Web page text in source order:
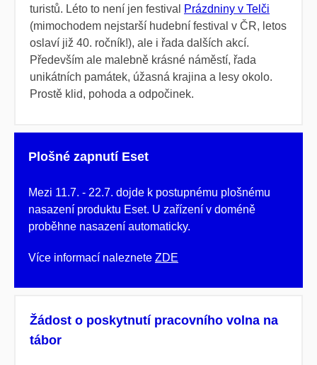
turistů. Léto to není jen festival
Prázdniny v Telči
(mimochodem nejstarší hudební festival v ČR, letos
oslaví již 40. ročník!), ale i řada dalších akcí.
Především ale malebně krásné náměstí, řada
unikátních památek, úžasná krajina a lesy okolo.
Prostě klid, pohoda a odpočinek.
Plošné zapnutí Eset
Mezi 11.7. - 22.7. dojde k postupnému plošnému
nasazení produktu Eset. U zařízení v doméně
proběhne nasazení automaticky.
Více informací naleznete ZDE
Žádost o poskytnutí pracovního volna na
tábor